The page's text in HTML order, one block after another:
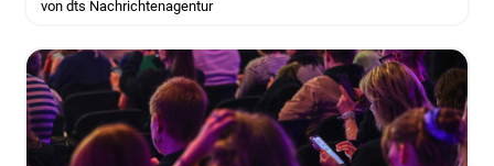
von dts Nachrichtenagentur